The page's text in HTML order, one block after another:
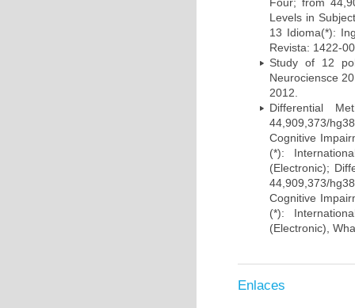
Levels in
13 Idioma(*):
Revista: 1422-
Study of 12
Neurociensce
2012.
Differential
44,909,373/
Cognitive
(*):
(Electronic);
44,909,373/
Cognitive
(*):
(Electronic),
Enlaces